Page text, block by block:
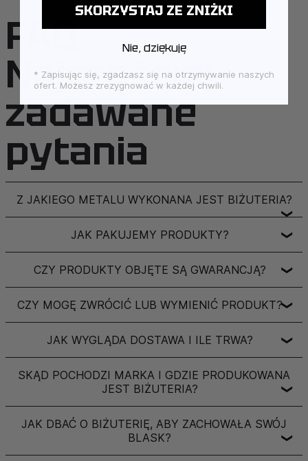
FAQ –
Najczęściej
zadawane
pytania
Z JAKIEGO METALU WYKONANA JEST BIŻUTERIA?
❯
JAK PAKUJEMY PRODUKTY? ❯
CZY PRODUKTY OBJĘTE SĄ GWARANCJĄ? ❯
CZY MOGĘ ZWRÓCIĆ LUB WYMIENIĆ PRODUKT?❯
JAK WYGLĄDA DOSTAWA I ILE TRWA? ❯
SKĄD POCHODZI MARKA I GDZIE PRODUKOWANA
JEST BIŻUTERIA?
❯
JAK DBAĆ O BIŻUTERIĘ, ABY ZACHOWAŁA SWÓJ
BLASK?
❯
SKORZYSTAJ ZE ZNIŻKI
Nie, dziękuję
* Zapisując się, zgadzasz się na otrzymywanie naszych
ofert. Możesz zrezygnować w każdej chwili.